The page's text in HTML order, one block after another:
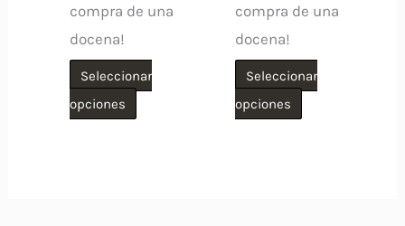
compra de una
docena!
Seleccionar
opciones
compra de una
docena!
Seleccionar
opciones